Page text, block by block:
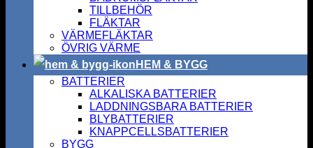
TILLBEHÖR
FLÄKTAR
VÄRMEFLÄKTAR
ÖVRIG VÄRME
HEM & BYGG
BATTERIER
ALKALISKA BATTERIER
LADDNINGSBARA BATTERIER
BLYBATTERIER
KNAPPCELLSBATTERIER
BYGG